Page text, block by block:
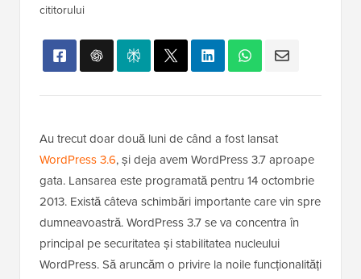
cititorului
Au trecut doar două luni de când a fost lansat
WordPress 3.6, și deja avem WordPress 3.7 aproape
gata. Lansarea este programată pentru 14 octombrie
2013. Există câteva schimbări importante care vin spre
dumneavoastră. WordPress 3.7 se va concentra în
principal pe securitatea și stabilitatea nucleului
WordPress. Să aruncăm o privire la noile funcționalități